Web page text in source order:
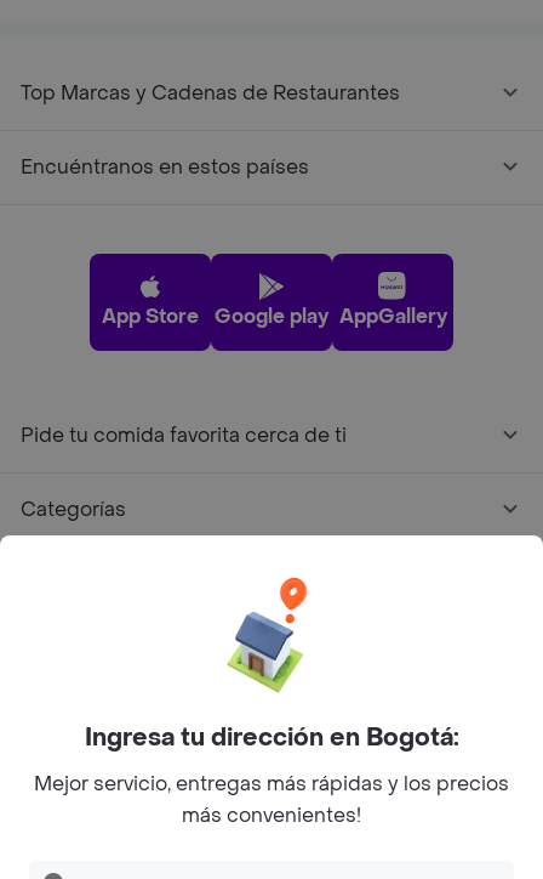
Top Marcas y Cadenas de Restaurantes
Encuéntranos en estos países
App Store Google play AppGallery
Pide tu comida favorita cerca de ti
Categorías
Facebook
Twitter
Instagram
©2026Rappi Inc. All rights reserved.
Ingresa tu dirección en Bogotá:
Mejor servicio, entregas más rápidas y los precios
más convenientes!